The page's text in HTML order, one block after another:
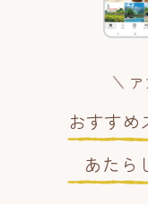
おすすめ
あたら